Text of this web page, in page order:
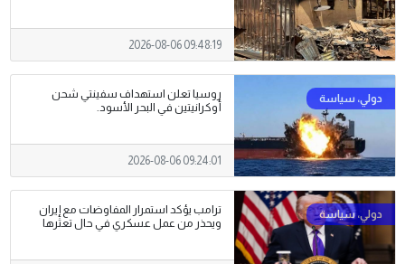
2026-08-06 09:48:19
روسيا تعلن استهداف سفينتي شحن
أوكرانيتين في البحر الأسود.
2026-08-06 09:24:01
ترامب يؤكد استمرار المفاوضات مع إيران
ويحذر من عمل عسكري في حال تعثرها